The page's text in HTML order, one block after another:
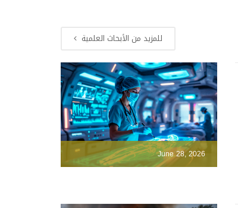
للمزيد من الأبحاث العلمية
June 28, 2026